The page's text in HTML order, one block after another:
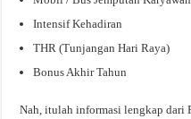
Intensif Kehadiran
THR (Tunjangan Hari Raya)
Bonus Akhir Tahun
Nah, itulah informasi lengkap dari